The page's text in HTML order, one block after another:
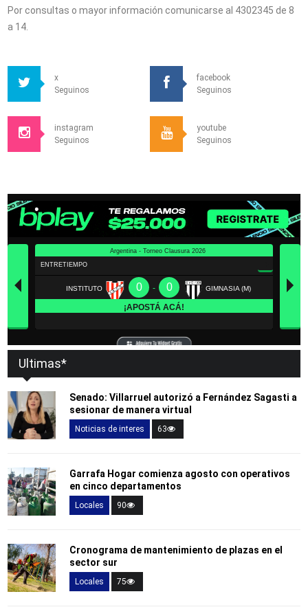
Por consultas o mayor información comunicarse al 4302345 de 8
a 14.
x
Seguinos
facebook
Seguinos
instagram
Seguinos
youtube
Seguinos
Ultimas*
Senado: Villarruel autorizó a Fernández Sagasti a
sesionar de manera virtual
Noticias de interes 63
Garrafa Hogar comienza agosto con operativos
en cinco departamentos
Locales 90
Cronograma de mantenimiento de plazas en el
sector sur
Locales 75